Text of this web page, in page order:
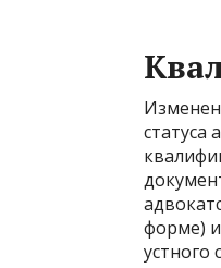
форме)